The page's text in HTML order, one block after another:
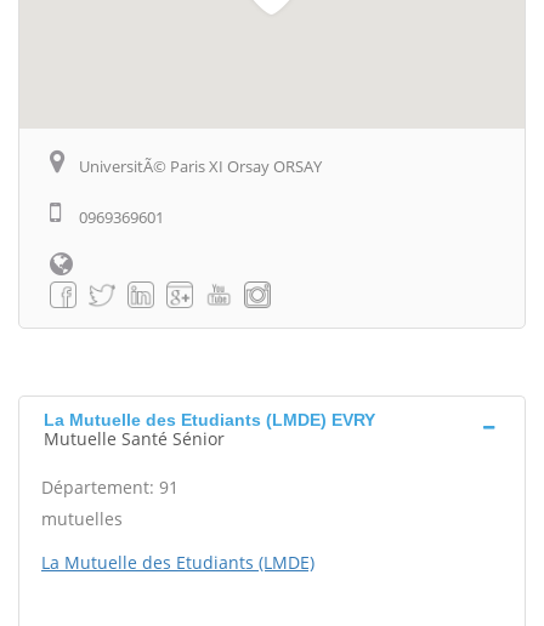
UniversitÃ© Paris XI Orsay ORSAY
0969369601
La Mutuelle des Etudiants (LMDE) EVRY
Mutuelle Santé Sénior
Département: 91
mutuelles
La Mutuelle des Etudiants (LMDE)